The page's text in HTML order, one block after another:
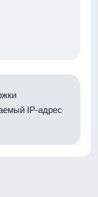
IP-адрес